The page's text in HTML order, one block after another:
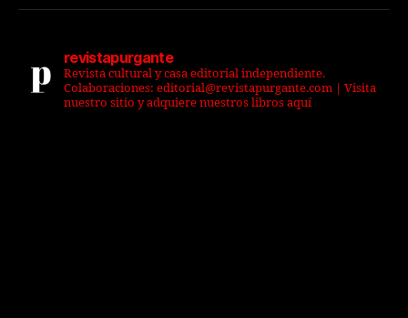
revistapurgante
Revista cultural y casa editorial independiente.
Colaboraciones: editorial@revistapurgante.com | Visita
nuestro sitio y adquiere nuestros libros aquí